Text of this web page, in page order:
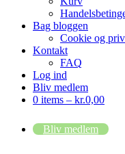
Bag bloggen
Cookie og
Kontakt
FAQ
Log ind
Bliv medlem
0 items – kr.0,00
Bliv medlem